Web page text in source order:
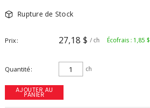
Rupture de Stock
Prix 27,18 $ / ch Écofrais : 1,85 $
Quantité ch
AJOUTER AU
PANIER